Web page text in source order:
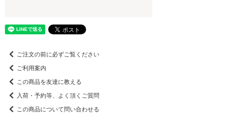
ご注文の前に必ずご覧ください
ご利用案内
この商品を友達に教える
入荷・予約等、よく頂くご質問
この商品について問い合わせる